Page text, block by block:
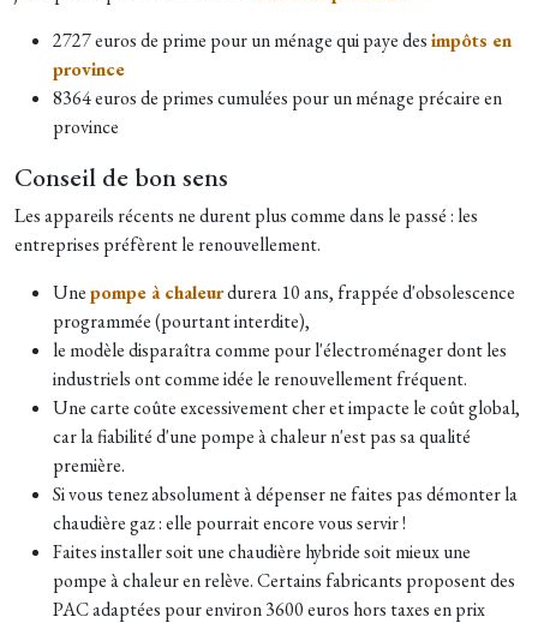
2727 euros de prime pour un ménage qui paye desimpôts en
province
8364 euros de primes cumulées pour un ménage précaire en
province
Conseil de bon sens
Les appareils récents ne durent plus comme dans le passé : les
entreprises préfèrent le renouvellement.
Unepompe à chaleurdurera 10 ans, frappée d'obsolescence
programmée (pourtant interdite),
le modèle disparaîtra comme pour l'électroménager dont les
industriels ont comme idée le renouvellement fréquent.
Une carte coûte excessivement cher et impacte le coût global,
car la fiabilité d'une pompe à chaleur n'est pas sa qualité
première.
Si vous tenez absolument à dépenser ne faites pas démonter la
chaudière gaz : elle pourrait encore vous servir !
Faites installer soit une chaudière hybride soit mieux une
pompe à chaleur en relève. Certains fabricants proposent des
PAC adaptées pour environ 3600 euros hors taxes en prix